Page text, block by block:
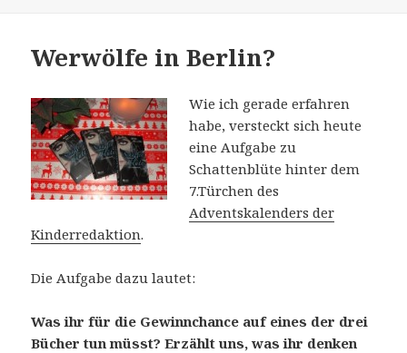
Werwölfe in Berlin?
Wie ich gerade erfahren
habe, versteckt sich heute
eine Aufgabe zu
Schattenblüte hinter dem
7.Türchen des
Adventskalenders der
Kinderredaktion.
Die Aufgabe dazu lautet:
Was ihr für die Gewinnchance auf eines der drei
Bücher tun müsst? Erzählt uns, was ihr denken